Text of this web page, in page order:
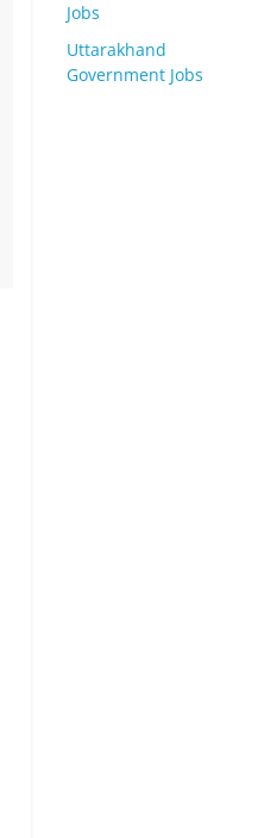
Jobs
Uttarakhand
Government Jobs